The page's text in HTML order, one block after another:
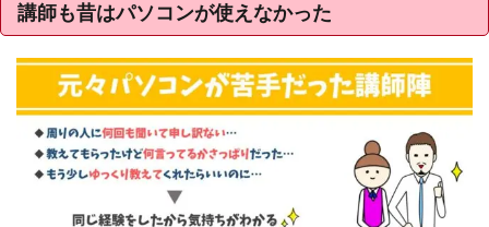
講師も昔はパソコンが使えなかった